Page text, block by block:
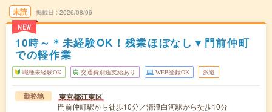
未読
NEW
掲載日 2026/08/06
10時～＊未経験OK！残業ほぼなし▼門前仲町
での軽作業
職種未経験OK 交通費別途支給あり WEB登録OK 派遣
勤務地 東京都江東区
門前仲町駅から徒歩10分／清澄白河駅から徒歩10分